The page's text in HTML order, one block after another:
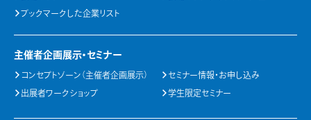
ブックマークした企業リスト
主催者企画展示・セミナー
コンセプトゾーン（主催者企画展示） セミナー情報・お申し込み
出展者ワークショップ 学生限定セミナー